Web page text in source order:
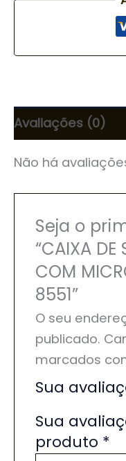
Avaliações (0)
Não há
Seja o
“CAIXA DE
COM
8551”
O seu
publicado.
marcados
Sua
Sua
produto *